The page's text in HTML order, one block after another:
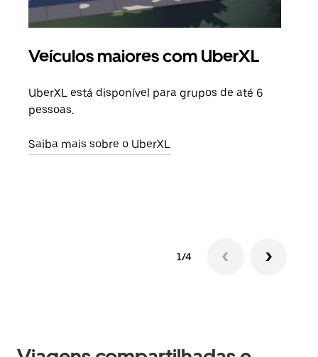
Veículos maiores com UberXL
UberXL está disponível para grupos de até 6
pessoas.
Saiba mais sobre o UberXL
1/4